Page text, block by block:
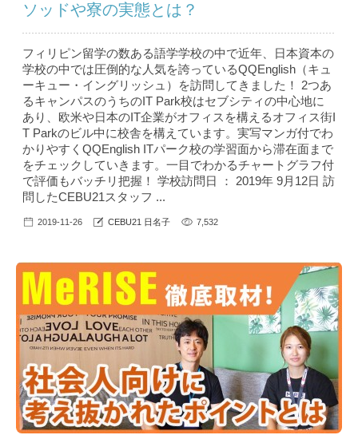
ソッドや寮の実態とは？
フィリピン留学の数ある語学学校の中で近年、日本資本の
学校の中では圧倒的な人気を誇っているQQEnglish（キュ
ーキュー・イングリッシュ）を訪問してきました！ 2つあ
るキャンパスのうちのIT Park校はセブシティの中心地に
あり、欧米や日本のIT企業がオフィスを構えるオフィス街I
T Parkのビル中に校舎を構えています。実写マンガ付でわ
かりやすくQQEnglish ITパーク校の学習面から滞在面まで
をチェックしていきます。一目でわかるチャートグラフ付
で評価もバッチリ把握！ 学校訪問日 ： 2019年 9月12日 訪
問したCEBU21スタッフ ...
2019-11-26 CEBU21 日名子 7,532